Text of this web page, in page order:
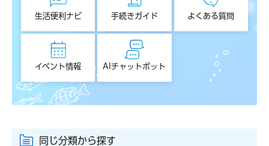
生活便利ナビ 手続きガイド よくある質問
イベント情報 AIチャットボット
同じ分類から探す